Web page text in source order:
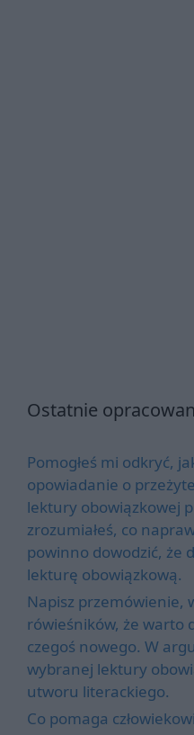
Ostatnie
Pomogłeś mi odkryć,
opowiadanie o
lektury obowiązkowej
zrozumiałeś, co
powinno dowodzić, że
lekturę obowiązkową.
Napisz przemówienie,
rówieśników, że warto
czegoś nowego. W
wybranej lektury
utworu literackiego.
Co pomaga